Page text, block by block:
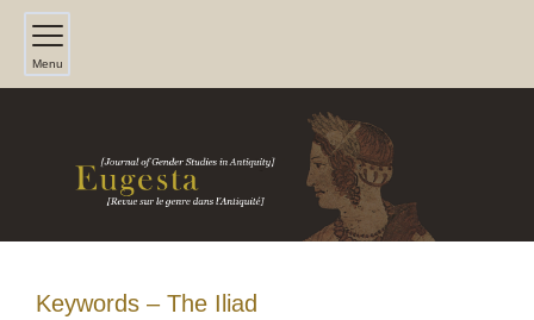
Menu
Keywords – The Iliad